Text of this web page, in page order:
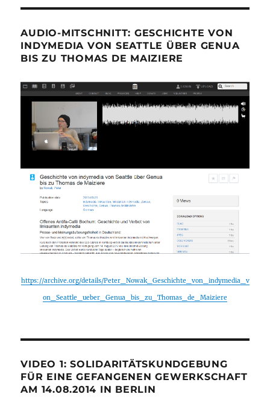
AUDIO-MITSCHNITT: GESCHICHTE VON
INDYMEDIA VON SEATTLE ÜBER GENUA
BIS ZU THOMAS DE MAIZIERE
https://archive.org/details/Peter_Nowak_Geschichte_von_indymedia_v
on_Seattle_ueber_Genua_bis_zu_Thomas_de_Maiziere
VIDEO 1: SOLIDARITÄTSKUNDGEBUNG
FÜR EINE GEFANGENEN GEWERKSCHAFT
AM 14.08.2014 IN BERLIN